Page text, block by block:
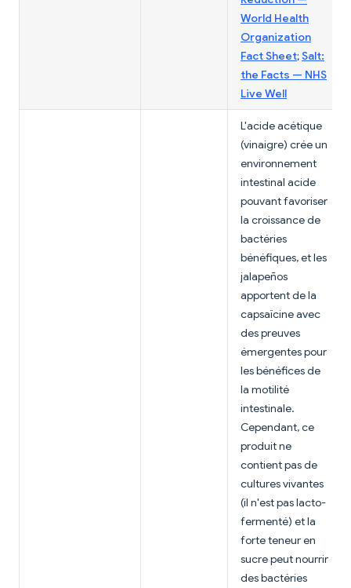
World Health
Organization
Fact Sheet;Salt:
the Facts — NHS
Live Well
L'acide acétique
(vinaigre) crée un
environnement
intestinal acide
pouvant favoriser
la croissance de
bactéries
bénéfiques, et les
jalapeños
apportent de la
capsaïcine avec
des preuves
émergentes pour
les bénéfices de
la motilité
intestinale.
Cependant, ce
produit ne
contient pas de
cultures vivantes
(il n'est pas lacto-
fermenté) et la
forte teneur en
sucre peut nourrir
des bactéries